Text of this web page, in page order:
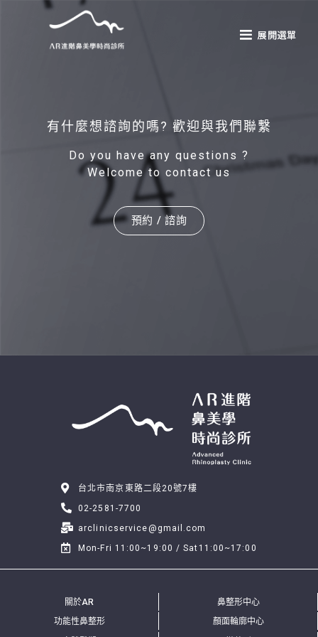
有什麼想諮詢的嗎? 歡迎與我們聯繫
Do you have any questions ?
Welcome to contact us
預約 / 諮詢
台北市南京東路二段20號7樓
02-2581-7700
arclinicservice@gmail.com
Mon-Fri 11:00~19:00 / Sat11:00~17:00
關於AR
鼻整形中心
功能性鼻整形
顏面輪廓中心